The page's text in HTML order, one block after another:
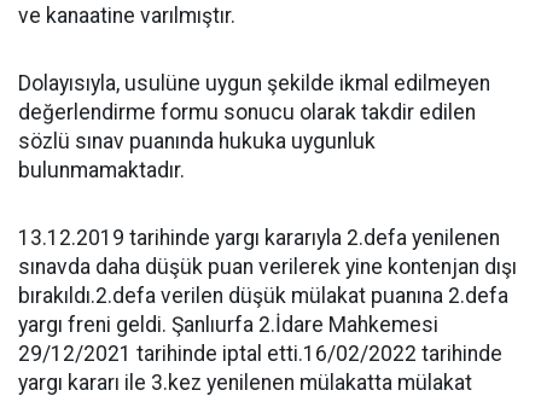
ve kanaatine varılmıştır.
Dolayısıyla, usulüne uygun şekilde ikmal edilmeyen
değerlendirme formu sonucu olarak takdir edilen
sözlü sınav puanında hukuka uygunluk
bulunmamaktadır.
13.12.2019 tarihinde yargı kararıyla 2.defa yenilenen
sınavda daha düşük puan verilerek yine kontenjan dışı
bırakıldı.2.defa verilen düşük mülakat puanına 2.defa
yargı freni geldi. Şanlıurfa 2.İdare Mahkemesi
29/12/2021 tarihinde iptal etti.16/02/2022 tarihinde
yargı kararı ile 3.kez yenilenen mülakatta mülakat